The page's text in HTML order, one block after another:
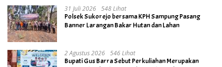
31 Juli 2026 548 Lihat
Polsek Sukorejo bersama KPH Sampung Pasang
Banner Larangan Bakar Hutan dan Lahan
2 Agustus 2026 546 Lihat
Bupati Gus Barra Sebut Perkuliahan Merupakan